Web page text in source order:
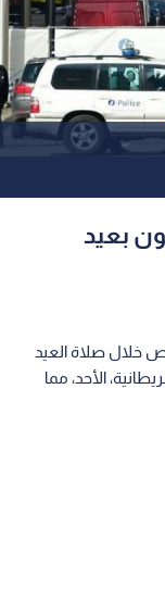
بعيد
خلال صلاة العيد
الأحد، مما